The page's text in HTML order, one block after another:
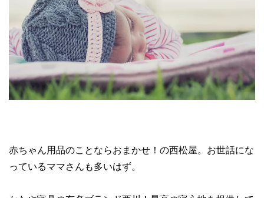
赤ちゃん用品のことならおまかせ！の西松屋。お世話にな
っているママさんも多いはず。